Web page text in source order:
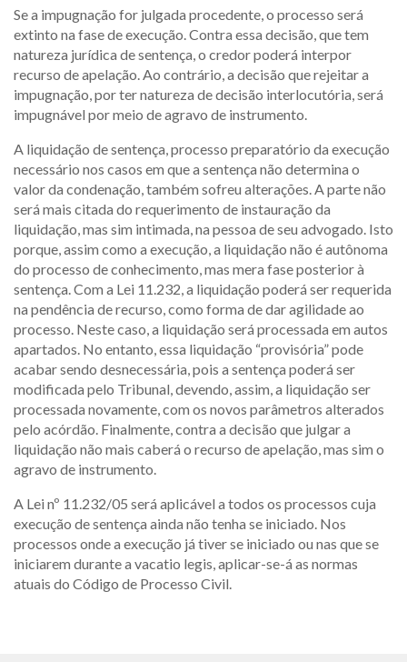
Se a impugnação for julgada procedente, o processo será
extinto na fase de execução. Contra essa decisão, que tem
natureza jurídica de sentença, o credor poderá interpor
recurso de apelação. Ao contrário, a decisão que rejeitar a
impugnação, por ter natureza de decisão interlocutória, será
impugnável por meio de agravo de instrumento.
A liquidação de sentença, processo preparatório da execução
necessário nos casos em que a sentença não determina o
valor da condenação, também sofreu alterações. A parte não
será mais citada do requerimento de instauração da
liquidação, mas sim intimada, na pessoa de seu advogado. Isto
porque, assim como a execução, a liquidação não é autônoma
do processo de conhecimento, mas mera fase posterior à
sentença. Com a Lei 11.232, a liquidação poderá ser requerida
na pendência de recurso, como forma de dar agilidade ao
processo. Neste caso, a liquidação será processada em autos
apartados. No entanto, essa liquidação “provisória” pode
acabar sendo desnecessária, pois a sentença poderá ser
modificada pelo Tribunal, devendo, assim, a liquidação ser
processada novamente, com os novos parâmetros alterados
pelo acórdão. Finalmente, contra a decisão que julgar a
liquidação não mais caberá o recurso de apelação, mas sim o
agravo de instrumento.
A Lei nº 11.232/05 será aplicável a todos os processos cuja
execução de sentença ainda não tenha se iniciado. Nos
processos onde a execução já tiver se iniciado ou nas que se
iniciarem durante a vacatio legis, aplicar-se-á as normas
atuais do Código de Processo Civil.